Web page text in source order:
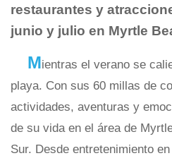
restaurantes y
junio y julio en Myrtle
Mientras el verano se
playa. Con sus 60 millas de
actividades, aventuras y
de su vida en el área de
Sur. Desde entretenimiento